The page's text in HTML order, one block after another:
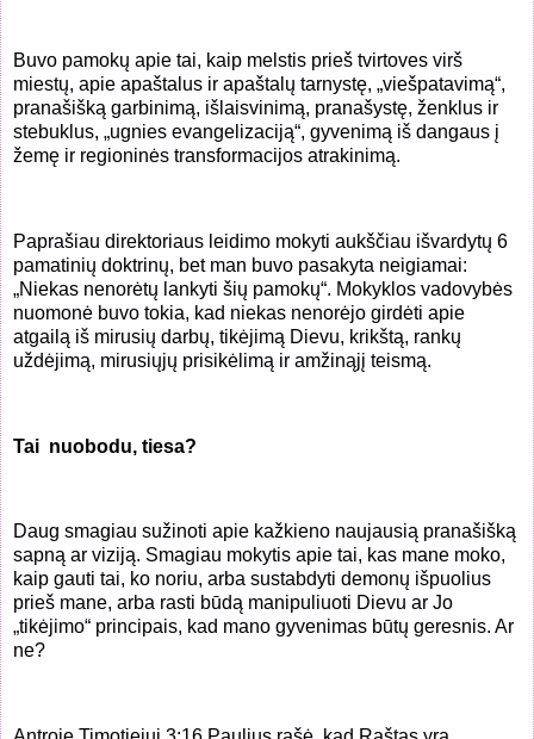
Buvo pamokų apie tai, kaip melstis prieš tvirtoves virš
miestų, apie apaštalus ir apaštalų tarnystę, „viešpatavimą“,
pranašišką garbinimą, išlaisvinimą, pranašystę, ženklus ir
stebuklus, „ugnies evangelizaciją“, gyvenimą iš dangaus į
žemę ir regioninės transformacijos atrakinimą.
Paprašiau direktoriaus leidimo mokyti aukščiau išvardytų 6
pamatinių doktrinų, bet man buvo pasakyta neigiamai:
„Niekas nenorėtų lankyti šių pamokų“. Mokyklos vadovybės
nuomonė buvo tokia, kad niekas nenorėjo girdėti apie
atgailą iš mirusių darbų, tikėjimą Dievu, krikštą, rankų
uždėjimą, mirusiųjų prisikėlimą ir amžinąjį teismą.
Tai nuobodu, tiesa?
Daug smagiau sužinoti apie kažkieno naujausią pranašišką
sapną ar viziją. Smagiau mokytis apie tai, kas mane moko,
kaip gauti tai, ko noriu, arba sustabdyti demonų išpuolius
prieš mane, arba rasti būdą manipuliuoti Dievu ar Jo
„tikėjimo“ principais, kad mano gyvenimas būtų geresnis. Ar
ne?